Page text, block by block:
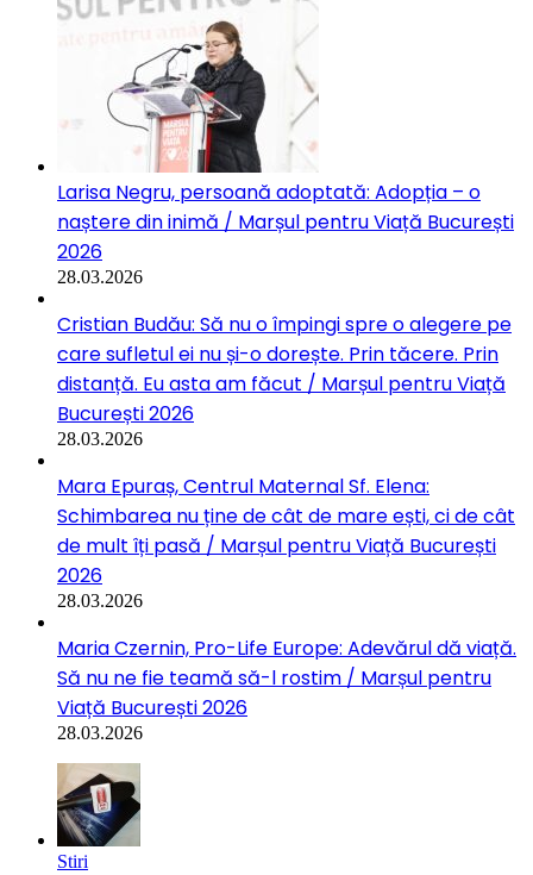
Larisa Negru, persoană adoptată: Adopția – o
naștere din inimă / Marșul pentru Viață București
2026
28.03.2026
Cristian Budău: Să nu o împingi spre o alegere pe
care sufletul ei nu și-o dorește. Prin tăcere. Prin
distanță. Eu asta am făcut / Marșul pentru Viață
București 2026
28.03.2026
Mara Epuraș, Centrul Maternal Sf. Elena:
Schimbarea nu ține de cât de mare ești, ci de cât
de mult îți pasă / Marșul pentru Viață București
2026
28.03.2026
Maria Czernin, Pro-Life Europe: Adevărul dă viață.
Să nu ne fie teamă să-l rostim / Marșul pentru
Viață București 2026
28.03.2026
Stiri